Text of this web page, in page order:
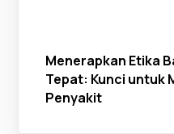
Menerapkan Etika
Tepat: Kunci untuk
Penyakit